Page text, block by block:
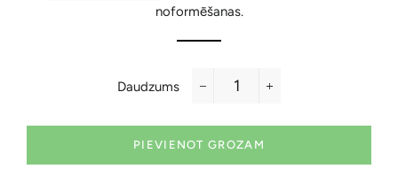
noformēšanas.
Daudzums
PIEVIENOT GROZAM